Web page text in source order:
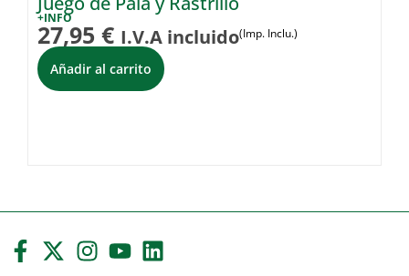
+INFO
27,95 € I.V.A incluido(Imp. Inclu.)
Añadir al carrito